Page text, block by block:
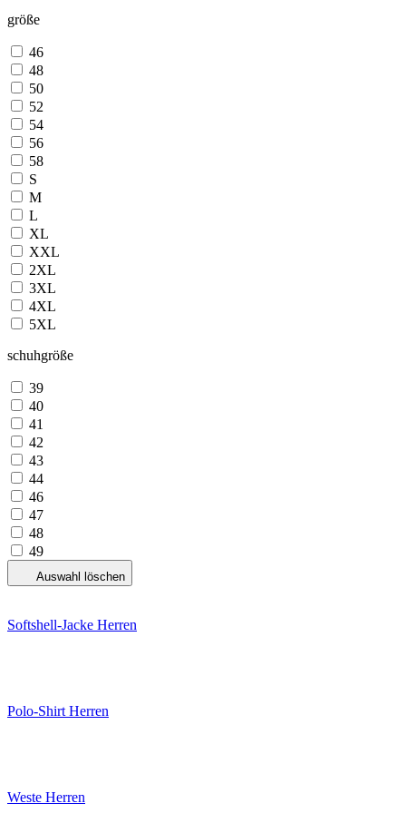
größe
46
48
50
52
54
56
58
S
M
L
XL
XXL
2XL
3XL
4XL
5XL
schuhgröße
39
40
41
42
43
44
46
47
48
49
Auswahl löschen
Softshell-Jacke Herren
Polo-Shirt Herren
Weste Herren